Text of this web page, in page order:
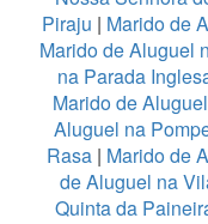
Piraju | Marido de
Marido de Aluguel
na Parada
Marido de
Aluguel na
Rasa| Marido de
de Aluguel na
Quinta da